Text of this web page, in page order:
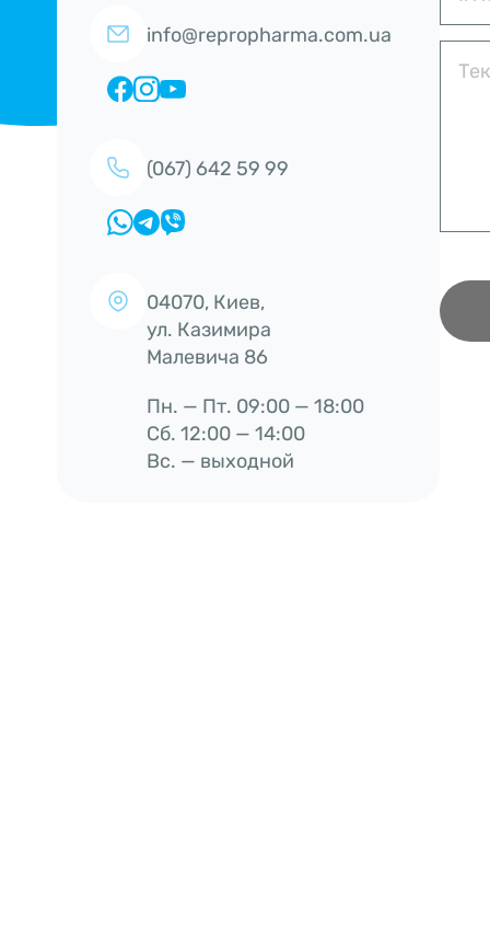
info@repropharma.com.ua
(067) 642 59 99
04070, Киев,
ул. Казимира
Малевича 86
Пн. — Пт. 09:00 — 18:00
Сб. 12:00 — 14:00
Вс. — выходной